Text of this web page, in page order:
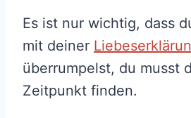
Es ist nur wichtig, dass
mit deiner
überrumpelst, du musst
Zeitpunkt finden.